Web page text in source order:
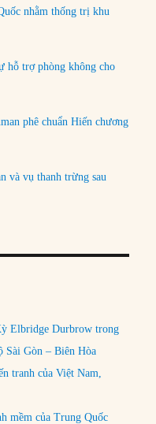
nhằm thống trị khu
hỗ trợ phòng không cho
phê chuẩn Hiến chương
và vụ thanh trừng sau
Elbridge Durbrow trong
Sài Gòn – Biên Hòa
tranh của Việt Nam,
mềm của Trung Quốc